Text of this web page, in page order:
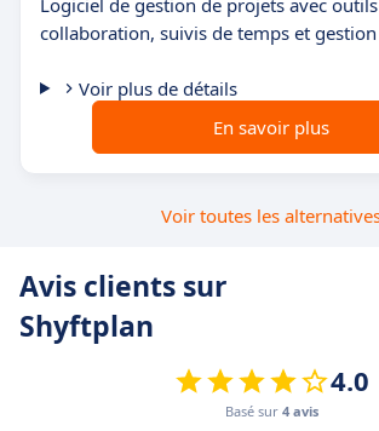
collaboration, suivis de temps et gestion
Voir plus de détails
En savoir plus
Voir toutes les
Avis clients sur
Shyftplan
4.0
Basé sur 4 avis